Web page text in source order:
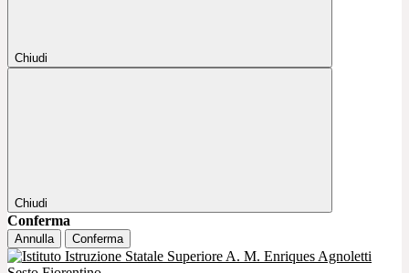
Chiudi
Chiudi
Conferma
Annulla Conferma